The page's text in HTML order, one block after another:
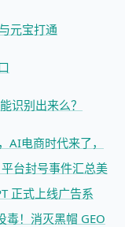
元宝打通
识别出来么？
电商时代来了，
台封号事件汇总美
正式上线广告系
毒！消灭黑帽 GEO